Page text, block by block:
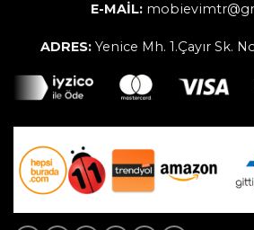
E-MAİL:
ADRES: Yenice Mh. 1.Çayır Sk.